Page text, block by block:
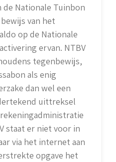
de Nationale Tuinbon
van het
op de Nationale
ervan. NTBV
tegenbewijs,
als enig
dan wel een
uittreksel
staat er niet voor in
via het internet aan
opgave het